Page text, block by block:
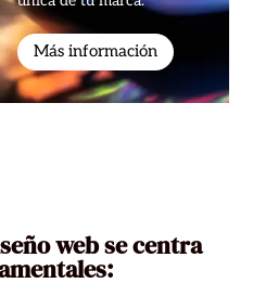
web se centra